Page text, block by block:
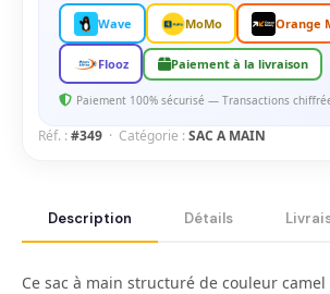
Wave MoMo Orange
Flooz Paiement à la livraison
Paiement 100% sécurisé — Transactions
Réf. : #349 · Catégorie : SAC A MAIN
Description Détails
Ce sac à main structuré de couleur